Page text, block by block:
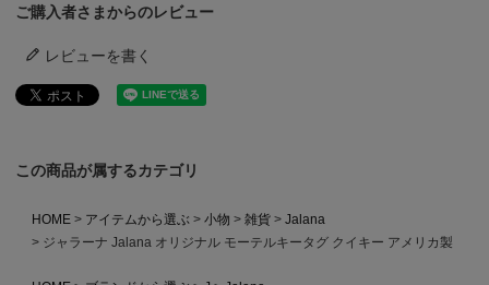
ご購入者さまからのレビュー
レビューを書く
この商品が属するカテゴリ
HOME アイテムから選ぶ 小物 雑貨
Jalana
ジャラーナ Jalana オリジナル モーテルキータグ クイキー アメリカ製